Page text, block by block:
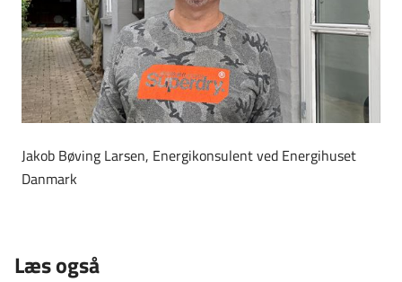
Jakob Bøving Larsen, Energikonsulent ved Energihuset
Danmark
Læs også